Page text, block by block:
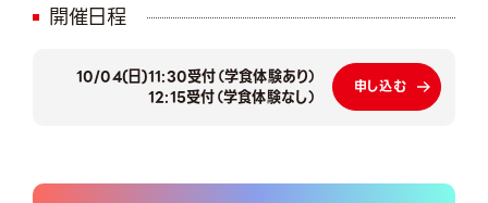
開催日程
10/04(日)11:30受付（学食体験あり）
12:15受付（学食体験なし）
申し込む